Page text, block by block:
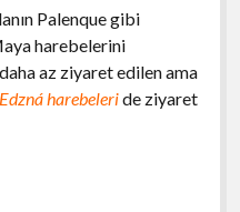
Palenque gibi
harebelerini
az ziyaret edilen ama
Edzná harebeleride ziyaret